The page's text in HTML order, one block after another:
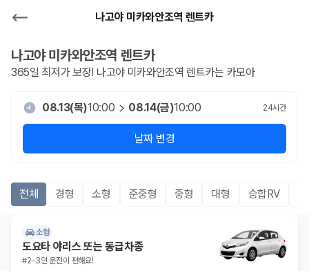
나고야 미카와안조역 렌트카
나고야 미카와안조역 렌트카
365일 최저가 보장! 나고야 미카와안조역 렌트카는 카모아
08.13(목)10:00 08.14(금)10:00 24시간
날짜 변경
전체 경형 소형 준중형 중형 대형 승합RV
소형
도요타 야리스 또는 동급차종
#2-3인 운전이 편해요!